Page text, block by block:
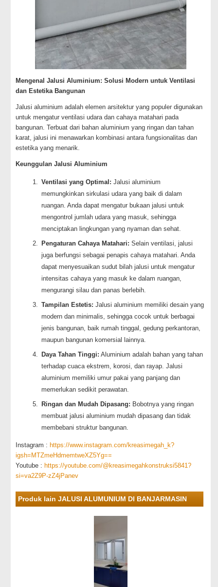
Mengenal Jalusi Aluminium: Solusi Modern untuk Ventilasi
dan Estetika Bangunan
Jalusi aluminium adalah elemen arsitektur yang populer digunakan
untuk mengatur ventilasi udara dan cahaya matahari pada
bangunan. Terbuat dari bahan aluminium yang ringan dan tahan
karat, jalusi ini menawarkan kombinasi antara fungsionalitas dan
estetika yang menarik.
Keunggulan Jalusi Aluminium
Ventilasi yang Optimal: Jalusi aluminium
memungkinkan sirkulasi udara yang baik di dalam
ruangan. Anda dapat mengatur bukaan jalusi untuk
mengontrol jumlah udara yang masuk, sehingga
menciptakan lingkungan yang nyaman dan sehat.
Pengaturan Cahaya Matahari: Selain ventilasi, jalusi
juga berfungsi sebagai penapis cahaya matahari. Anda
dapat menyesuaikan sudut bilah jalusi untuk mengatur
intensitas cahaya yang masuk ke dalam ruangan,
mengurangi silau dan panas berlebih.
Tampilan Estetis: Jalusi aluminium memiliki desain yang
modern dan minimalis, sehingga cocok untuk berbagai
jenis bangunan, baik rumah tinggal, gedung perkantoran,
maupun bangunan komersial lainnya.
Daya Tahan Tinggi: Aluminium adalah bahan yang tahan
terhadap cuaca ekstrem, korosi, dan rayap. Jalusi
aluminium memiliki umur pakai yang panjang dan
memerlukan sedikit perawatan.
Ringan dan Mudah Dipasang: Bobotnya yang ringan
membuat jalusi aluminium mudah dipasang dan tidak
membebani struktur bangunan.
Instagram : https://www.instagram.com/kreasimegah_k?
igsh=MTZmeHdmemtweXZ5Yg==
Youtube : https://youtube.com/@kreasimegahkonstruksi5841?
si=va2Z9P-zZ4jPanev
Produk lain JALUSI ALUMUNIUM DI BANJARMASIN